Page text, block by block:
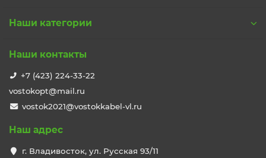
Наши категории
Наши контакты
+7 (423) 224-33-22
vostokopt@mail.ru
vostok2021@vostokkabel-vl.ru
Наш адрес
г. Владивосток, ул. Русская 93/11